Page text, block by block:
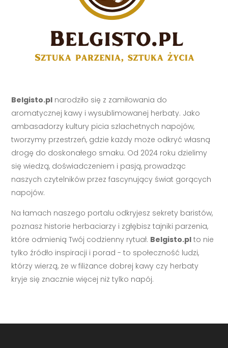
Belgisto.pl narodziło się z zamiłowania do
aromatycznej kawy i wysublimowanej herbaty. Jako
ambasadorzy kultury picia szlachetnych napojów,
tworzymy przestrzeń, gdzie każdy może odkryć własną
drogę do doskonałego smaku. Od 2024 roku dzielimy
się wiedzą, doświadczeniem i pasją, prowadząc
naszych czytelników przez fascynujący świat gorących
napojów.
Na łamach naszego portalu odkryjesz sekrety baristów,
poznasz historie herbaciarzy i zgłębisz tajniki parzenia,
które odmienią Twój codzienny rytuał. Belgisto.pl to nie
tylko źródło inspiracji i porad - to społeczność ludzi,
którzy wierzą, że w filiżance dobrej kawy czy herbaty
kryje się znacznie więcej niż tylko napój.